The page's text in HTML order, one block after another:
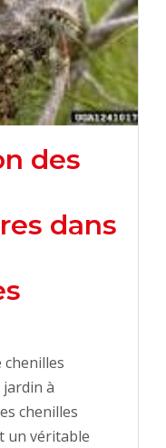
des
dans
chenilles
à
chenilles
un véritable